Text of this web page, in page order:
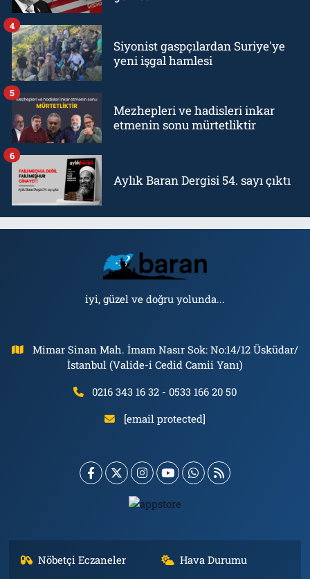
Siyonist gaspçılardan Suriye'ye
yeni işgal hamlesi
4
Mezhepleri ve hadisleri inkar
etmenin sonu mürtetliktir
5
Aylık Baran Dergisi 54. sayı çıktı
6
iyi, güzel ve doğru yolunda...
Mimar Sinan Mah. İmam Nasır Sok: No:14/12 Üsküdar/
İstanbul (Valide-i Cedid Camii Yanı)
0216 343 16 32 - 0533 166 20 50
[email protected]
Nöbetçi Eczaneler Hava Durumu